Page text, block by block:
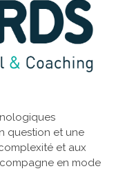
question et une
et aux
en mode